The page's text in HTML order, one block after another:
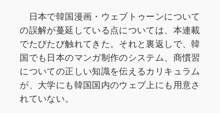
日本で韓国漫画・ウェブトゥーンについて
の誤解が蔓延している点については、本連載
でたびたび触れてきた。それと裏返しで、韓
国でも日本のマンガ制作のシステム、商慣習
についての正しい知識を伝えるカリキュラム
が、大学にも韓国国内のウェブ上にも用意さ
れていない。